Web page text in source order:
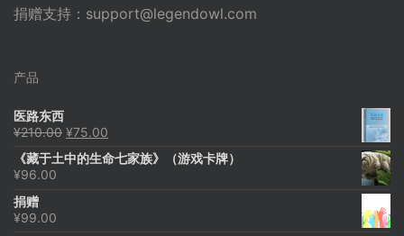
捐赠支持： support@legendowl.com
产品
医路东西
¥210.00 原
为：
¥75.00
价
《藏于土中的生命七家族》（游戏卡牌）
¥96.00
捐赠
¥99.00